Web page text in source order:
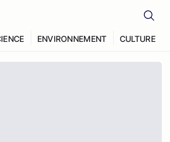
ENVIRONNEMENT CULTURE